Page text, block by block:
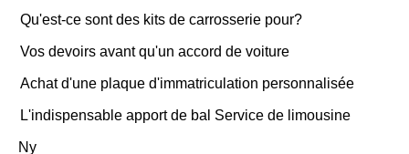
Qu'est-ce sont des kits de carrosserie pour?
Vos devoirs avant qu'un accord de voiture
Achat d'une plaque d'immatriculation personnalisée
L'indispensable apport de bal Service de limousine
Ny